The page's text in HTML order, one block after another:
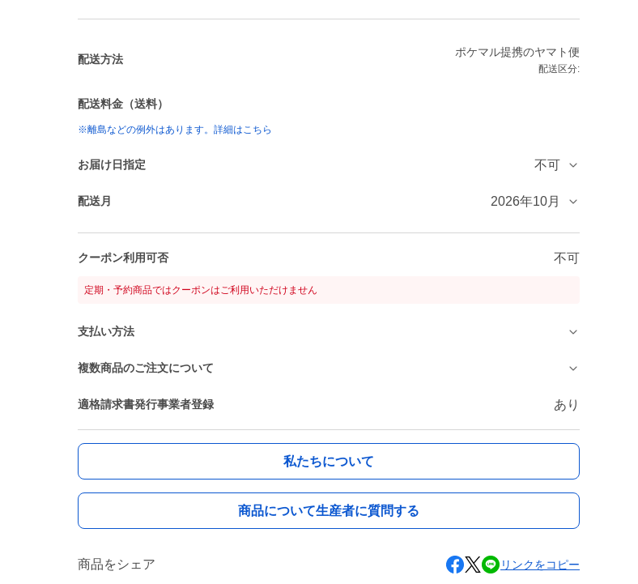
配送方法
ポケマル提携のヤマト便
配送区分:
配送料金（送料）
※離島などの例外はあります。詳細はこちら
お届け日指定 不可
配送月 2026年10月
クーポン利用可否 不可
定期・予約商品ではクーポンはご利用いただけません
支払い方法
複数商品のご注文について
適格請求書発行事業者登録 あり
私たちについて
商品について生産者に質問する
商品をシェア リンクをコピー